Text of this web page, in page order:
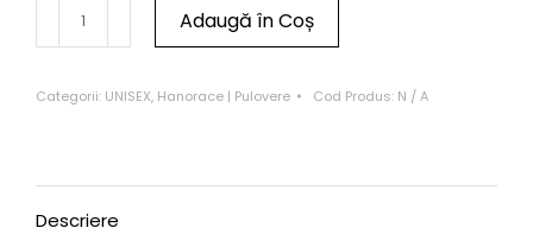
Adaugă în Coș
Categorii: UNISEX, Hanorace | Pulovere Cod Produs: N / A
Descriere